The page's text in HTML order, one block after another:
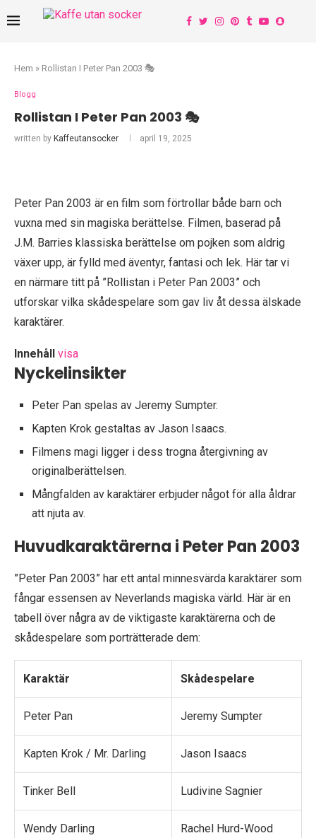
Hem » Rollistan I Peter Pan 2003 🎭
Blogg
Rollistan I Peter Pan 2003 🎭
written by Kaffeutansocker april 19, 2025
Peter Pan 2003 är en film som förtrollar både barn och
vuxna med sin magiska berättelse. Filmen, baserad på
J.M. Barries klassiska berättelse om pojken som aldrig
växer upp, är fylld med äventyr, fantasi och lek. Här tar vi
en närmare titt på ”Rollistan i Peter Pan 2003” och
utforskar vilka skådespelare som gav liv åt dessa älskade
karaktärer.
Innehåll visa
Nyckelinsikter
Peter Pan spelas av Jeremy Sumpter.
Kapten Krok gestaltas av Jason Isaacs.
Filmens magi ligger i dess trogna återgivning av
originalberättelsen.
Mångfalden av karaktärer erbjuder något för alla åldrar
att njuta av.
Huvudkaraktärerna i Peter Pan 2003
”Peter Pan 2003” har ett antal minnesvärda karaktärer som
fångar essensen av Neverlands magiska värld. Här är en
tabell över några av de viktigaste karaktärerna och de
skådespelare som porträtterade dem:
Karaktär Skådespelare
Peter Pan Jeremy Sumpter
Kapten Krok / Mr. Darling Jason Isaacs
Tinker Bell Ludivine Sagnier
Wendy Darling Rachel Hurd-Wood